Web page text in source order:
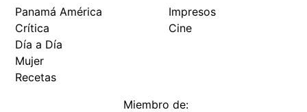
Panamá América
Crítica
Día a Día
Mujer
Recetas
Impresos
Cine
Miembro de: